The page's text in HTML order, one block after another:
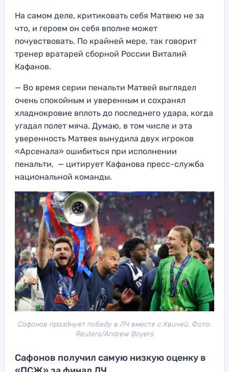
На самом деле, критиковать себя Матвею не за
что, и героем он себя вполне может
почувствовать. По крайней мере, так говорит
тренер вратарей сборной России Виталий
Кафанов.
— Во время серии пенальти Матвей выглядел
очень спокойным и уверенным и сохранял
хладнокровие вплоть до последнего удара, когда
угадал полет мяча. Думаю, в том числе и эта
уверенность Матвея вынудила двух игроков
«Арсенала» ошибиться при исполнении
пенальти, — цитирует Кафанова пресс-служба
национальной команды.
Сафонов празднует победу в ЛЧ вместе с Хвичей. Фото:
Reuters/Andrew Boyers
Сафонов получил самую низкую оценку в